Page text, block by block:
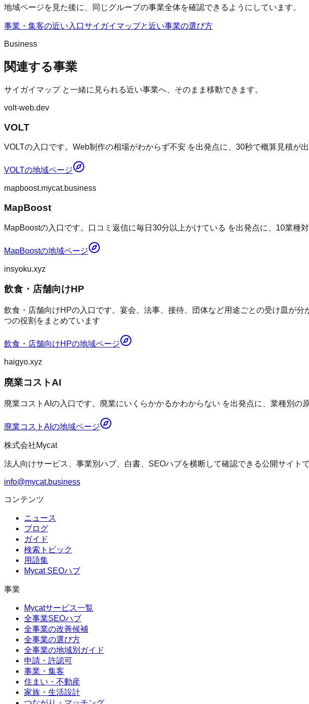
地域ページを見た後に、同じグループの事業全体を確認できるようにしています。
事業・集客の近い入口サイガイマップと近い事業の選び方
Business
関連する事業
サイガイマップと一緒に見られる近い事業へ、そのまま移動できます。
volt-web.dev
VOLT
VOLTの入口です。Web制作の相場がわからず不安 を出発点に、30秒で概算見積が
VOLTの地域ページ
mapboost.mycat.business
MapBoost
MapBoostの入口です。口コミ返信に毎日30分以上かけている を出発点に、10業
MapBoostの地域ページ
insyoku.xyz
飲食・店舗向けHP
飲食・店舗向けHPの入口です。宴会、法事、接待、団体など用途ごとの受け皿が
つの役割をまとめています
飲食・店舗向けHPの地域ページ
haigyo.xyz
廃業コストAI
廃業コストAIの入口です。廃業にいくらかかるかわからない を出発点に、業種別
廃業コストAI の地域ページ
株式会社Mycat
法人向けサービス、事業別ハブ、白書、SEOハブを横断して確認できる公開サイトで
info@mycat.business
コンテンツ
ニュース
ブログ
ガイド
検索トピック
用語集
Mycat SEOハブ
事業
Mycatサービス一覧
全事業SEOハブ
全事業の改善候補
全事業の選び方
全事業の地域別ガイド
申請・許認可
事業・集客
住まい・不動産
家族・生活設計